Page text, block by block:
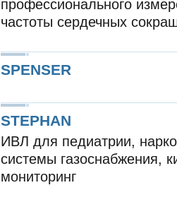
профессионального
частоты сердечных
SPENSER
STEPHAN
ИВЛ для педиатрии,
системы газоснабжения,
мониторинг